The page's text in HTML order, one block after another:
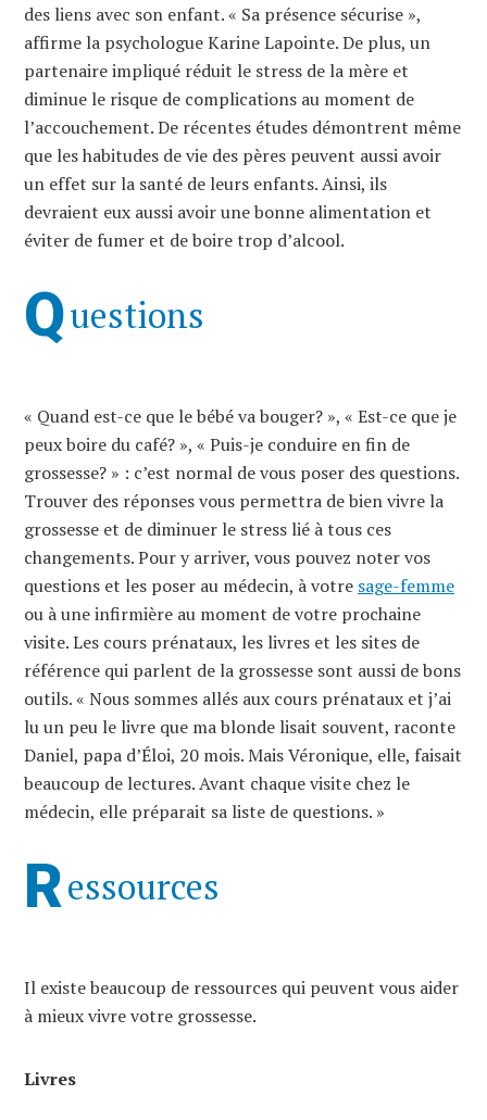
des liens avec son enfant. « Sa présence sécurise »,
affirme la psychologue Karine Lapointe. De plus, un
partenaire impliqué réduit le stress de la mère et
diminue le risque de complications au moment de
l’accouchement. De récentes études démontrent même
que les habitudes de vie des pères peuvent aussi avoir
un effet sur la santé de leurs enfants. Ainsi, ils
devraient eux aussi avoir une bonne alimentation et
éviter de fumer et de boire trop d’alcool.
Questions
« Quand est-ce que le bébé va bouger? », « Est-ce que je
peux boire du café? », « Puis-je conduire en fin de
grossesse? » : c’est normal de vous poser des questions.
Trouver des réponses vous permettra de bien vivre la
grossesse et de diminuer le stress lié à tous ces
changements. Pour y arriver, vous pouvez noter vos
questions et les poser au médecin, à votre sage-femme
ou à une infirmière au moment de votre prochaine
visite. Les cours prénataux, les livres et les sites de
référence qui parlent de la grossesse sont aussi de bons
outils. « Nous sommes allés aux cours prénataux et j’ai
lu un peu le livre que ma blonde lisait souvent, raconte
Daniel, papa d’Éloi, 20 mois. Mais Véronique, elle, faisait
beaucoup de lectures. Avant chaque visite chez le
médecin, elle préparait sa liste de questions. »
Ressources
Il existe beaucoup de ressources qui peuvent vous aider
à mieux vivre votre grossesse.
Livres